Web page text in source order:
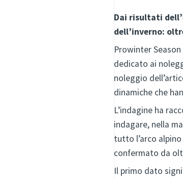
Dai risultati
dell’inverno:
Prowinter
dedicato ai
noleggio
dinamiche che
L’indagine ha
indagare, nella
tutto l’arco
confermato da
Il primo dato